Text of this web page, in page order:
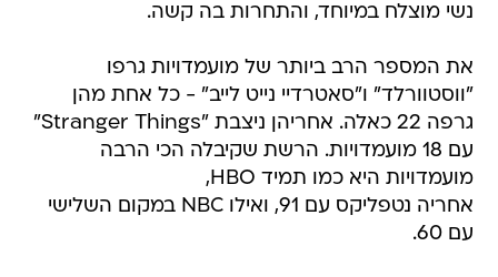
נשי מוצלח במיוחד, והתחרות בה קשה.
את המספר הרב ביותר של מועמדויות גרפו
"ווסטוורלד" ו"סאטרדיי נייט לייב" - כל אחת מהן
גרפה 22 כאלה. אחריהן ניצבת "Stranger Things"
עם 18 מועמדויות. הרשת שקיבלה הכי הרבה
מועמדויות היא כמו תמיד HBO,
אחריה נטפליקס עם 91, ואילו NBC במקום השלישי
עם 60.